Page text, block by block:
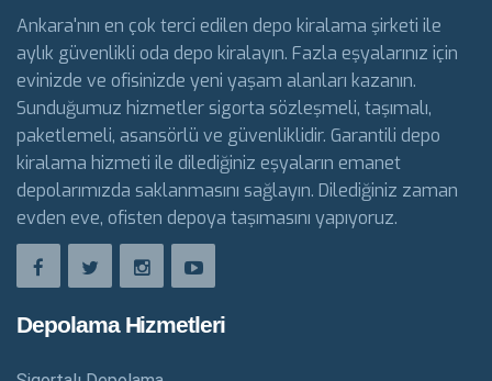
Ankara'nın en çok terci edilen depo kiralama şirketi ile
aylık güvenlikli oda depo kiralayın. Fazla eşyalarınız için
evinizde ve ofisinizde yeni yaşam alanları kazanın.
Sunduğumuz hizmetler sigorta sözleşmeli, taşımalı,
paketlemeli, asansörlü ve güvenliklidir. Garantili depo
kiralama hizmeti ile dilediğiniz eşyaların emanet
depolarımızda saklanmasını sağlayın. Dilediğiniz zaman
evden eve, ofisten depoya taşımasını yapıyoruz.
Depolama Hizmetleri